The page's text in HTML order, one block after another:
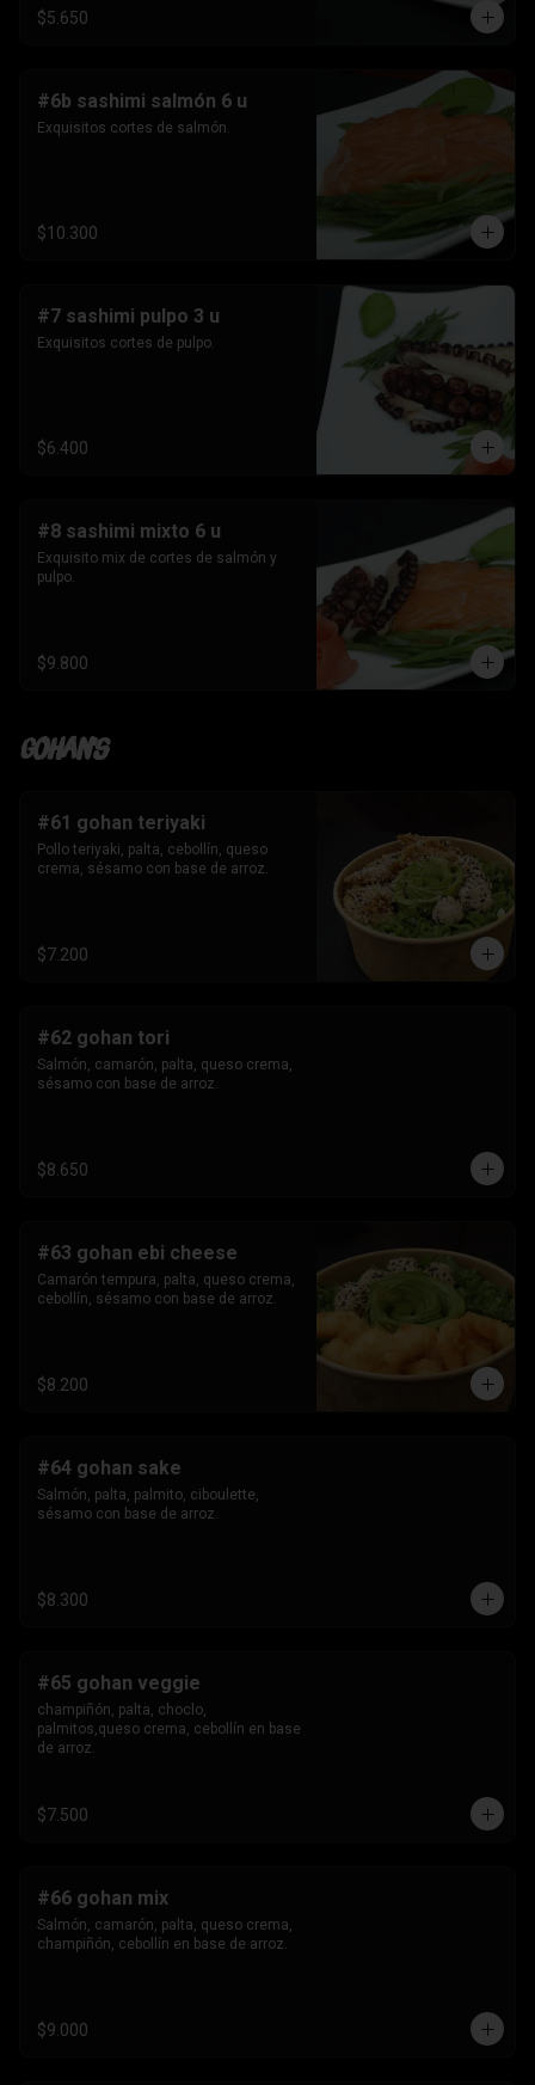
$5.650
#6b sashimi salmón 6 u
Exquisitos cortes de salmón.
$10.300
#7 sashimi pulpo 3 u
Exquisitos cortes de pulpo.
$6.400
#8 sashimi mixto 6 u
Exquisito mix de cortes de salmón y
pulpo.
$9.800
Gohan's
#61 gohan teriyaki
Pollo teriyaki, palta, cebollín, queso
crema, sésamo con base de arroz.
$7.200
#62 gohan tori
Salmón, camarón, palta, queso crema,
sésamo con base de arroz.
$8.650
#63 gohan ebi cheese
Camarón tempura, palta, queso crema,
cebollín, sésamo con base de arroz.
$8.200
#64 gohan sake
Salmón, palta, palmito, ciboulette,
sésamo con base de arroz.
$8.300
#65 gohan veggie
champiñón, palta, choclo,
palmitos,queso crema, cebollín en base
de arroz.
$7.500
#66 gohan mix
Salmón, camarón, palta, queso crema,
champiñón, cebollín en base de arroz.
$9.000